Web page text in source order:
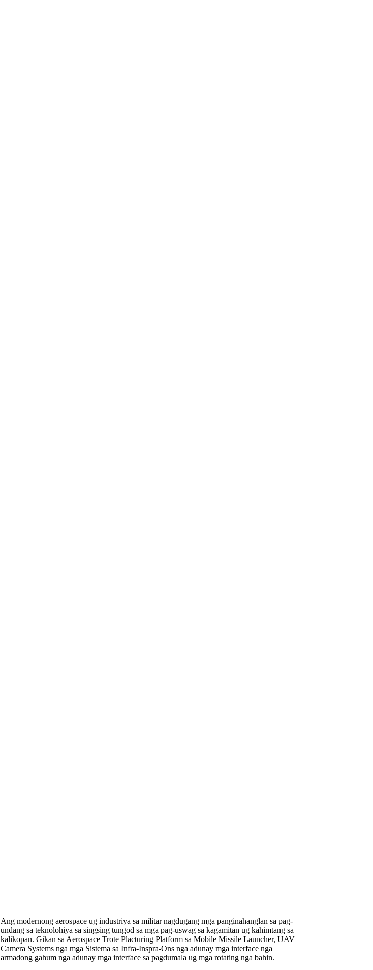
Ang modernong aerospace ug industriya sa militar nagdugang mga panginahanglan sa pag-
undang sa teknolohiya sa singsing tungod sa mga pag-uswag sa kagamitan ug kahimtang sa
kalikopan. Gikan sa Aerospace Trote Placturing Platform sa Mobile Missile Launcher, UAV
Camera Systems nga mga Sistema sa Infra-Inspra-Ons nga adunay mga interface nga
armadong gahum nga adunay mga interface sa pagdumala ug mga rotating nga bahin.